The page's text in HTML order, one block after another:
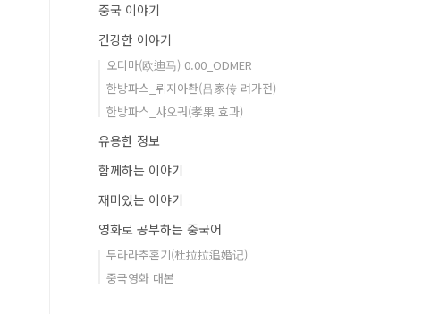
중국 이야기
건강한 이야기
오디마(欧迪马) 0.00_ODMER
한방파스_뤼지아촨(吕家传 려가전)
한방파스_샤오궈(孝果 효과)
유용한 정보
함께하는 이야기
재미있는 이야기
영화로 공부하는 중국어
두라라추혼기(杜拉拉追婚记)
중국영화 대본